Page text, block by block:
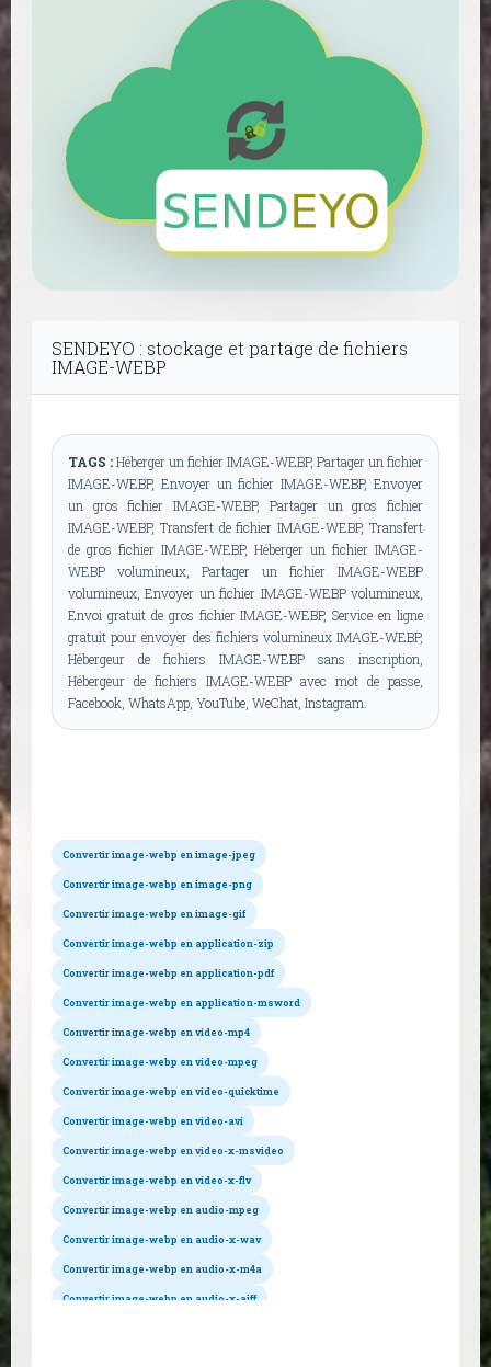
SENDEYO : stockage et partage de fichiers
IMAGE-WEBP
TAGS :Héberger un fichier IMAGE-WEBP, Partager un fichier
IMAGE-WEBP, Envoyer un fichier IMAGE-WEBP, Envoyer
un gros fichier IMAGE-WEBP, Partager un gros fichier
IMAGE-WEBP, Transfert de fichier IMAGE-WEBP, Transfert
de gros fichier IMAGE-WEBP, Héberger un fichier IMAGE-
WEBP volumineux, Partager un fichier IMAGE-WEBP
volumineux, Envoyer un fichier IMAGE-WEBP volumineux,
Envoi gratuit de gros fichier IMAGE-WEBP, Service en ligne
gratuit pour envoyer des fichiers volumineux IMAGE-WEBP,
Hébergeur de fichiers IMAGE-WEBP sans inscription,
Hébergeur de fichiers IMAGE-WEBP avec mot de passe,
Facebook, WhatsApp, YouTube, WeChat, Instagram.
Convertir image-webp en image-jpeg
Convertir image-webp en image-png
Convertir image-webp en image-gif
Convertir image-webp en application-zip
Convertir image-webp en application-pdf
Convertir image-webp en application-msword
Convertir image-webp en video-mp4
Convertir image-webp en video-mpeg
Convertir image-webp en video-quicktime
Convertir image-webp en video-avi
Convertir image-webp en video-x-msvideo
Convertir image-webp en video-x-flv
Convertir image-webp en audio-mpeg
Convertir image-webp en audio-x-wav
Convertir image-webp en audio-x-m4a
Convertir image-webp en audio-x-aiff